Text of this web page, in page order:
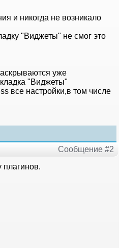
и никогда не возникало
"Виджеты" не смог это
уже
"Виджеты"
все настройки,в том числе
Сообщение #2
плагинов.